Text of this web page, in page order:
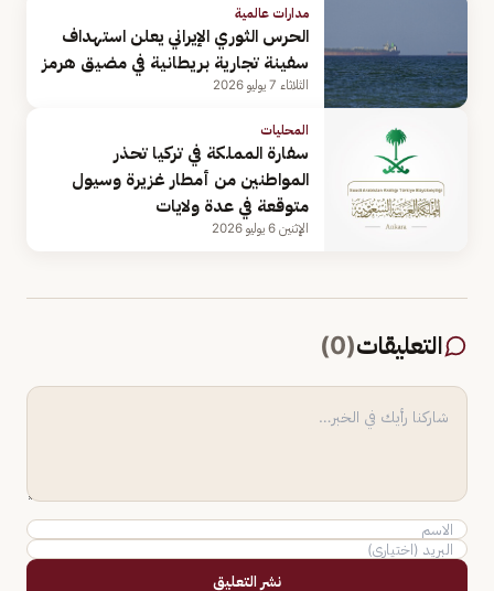
مدارات عالمية
الحرس الثوري الإيراني يعلن استهداف
سفينة تجارية بريطانية في مضيق هرمز
الثلاثاء 7 يوليو 2026
المحليات
سفارة المملكة في تركيا تحذر
المواطنين من أمطار غزيرة وسيول
متوقعة في عدة ولايات
الإثنين 6 يوليو 2026
التعليقات(
0
)
نشر التعليق